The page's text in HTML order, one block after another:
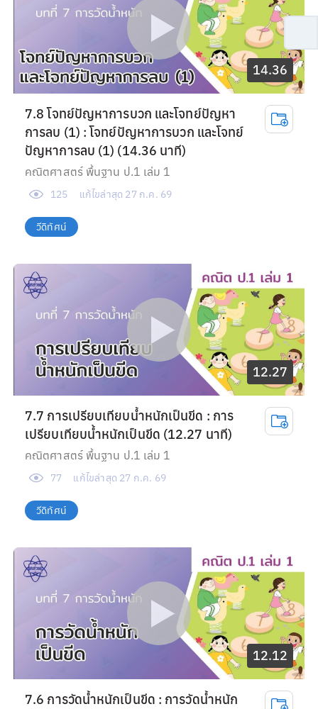
14.36
7.8 โจทย์ปัญหาการบวก และโจทย์ปัญหา
การลบ (1) : โจทย์ปัญหาการบวก และโจทย์
ปัญหาการลบ (1) (14.36 นาที)
คณิตศาสตร์ พื้นฐาน ป.1 เล่ม 1
125 แก้ไขล่าสุด 27 ก.ค. 69
วีดิทัศน์
12.27
7.7 การเปรียบเทียบน้ำหนักเป็นขีด : การ
เปรียบเทียบน้ำหนักเป็นขีด (12.27 นาที)
คณิตศาสตร์ พื้นฐาน ป.1 เล่ม 1
77 แก้ไขล่าสุด 27 ก.ค. 69
วีดิทัศน์
12.12
7.6 การวัดน้ำหนักเป็นขีด : การวัดน้ำหนัก